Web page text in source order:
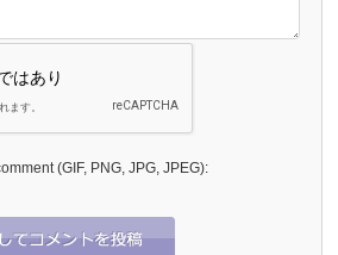
(GIF, PNG, JPG, JPEG):